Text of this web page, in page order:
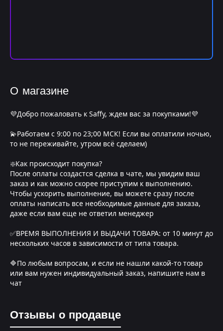
О магазине
💜Добро пожаловать к Saffy, ждем вас за покупками!💜
💫Работаем с 9:00 по 23;00 МСК! Если вы оплатили ночью,
то не переживайте, утром всё сделаем)
❇️Как происходит покупка?
После оплаты создастся сделка в чате, мы увидим ваш
заказ и как можно скорее приступим к выполнению.
Чтобы ускорить выполнение, вы можете сразу после
оплаты написать все необходимые данные для заказа,
даже если вам еще не ответил менеджер
✅ВРЕМЯ ВЫПОЛНЕНИЯ И ВЫДАЧИ ТОВАРА: от 10 минут до
нескольких часов в зависимости от типа товара.
🔷По любым вопросам, и если не нашли какой-то товар
или вам нужен индивидуальный заказ, напишите нам в
чат
Отзывы о продавце